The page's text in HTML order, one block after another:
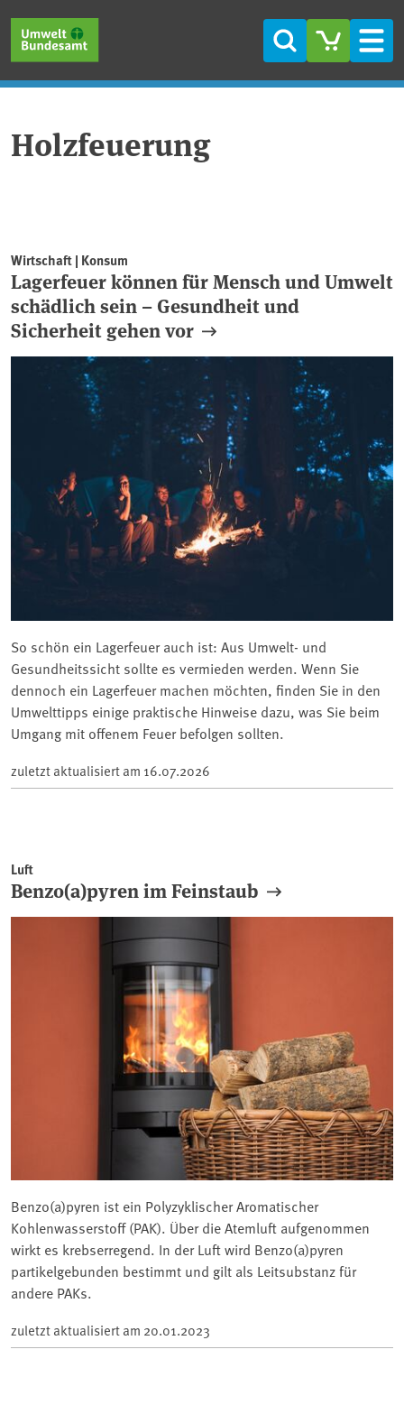
Suche
Holzfeuerung
Wirtschaft | Konsum
Lagerfeuer können für Mensch und Umwelt
schädlich sein – Gesundheit und
Sicherheit gehen vor
So schön ein Lagerfeuer auch ist: Aus Umwelt- und
Gesundheitssicht sollte es vermieden werden. Wenn Sie
dennoch ein Lagerfeuer machen möchten, finden Sie in den
Umwelttipps einige praktische Hinweise dazu, was Sie beim
Umgang mit offenem Feuer befolgen sollten.
zuletzt aktualisiert am 16.07.2026
Luft
Benzo(a)pyren im Feinstaub
Benzo(a)pyren ist ein Polyzyklischer Aromatischer
Kohlenwasserstoff (PAK). Über die Atemluft aufgenommen
wirkt es krebserregend. In der Luft wird Benzo(a)pyren
partikelgebunden bestimmt und gilt als Leitsubstanz für
andere PAKs.
zuletzt aktualisiert am 20.01.2023